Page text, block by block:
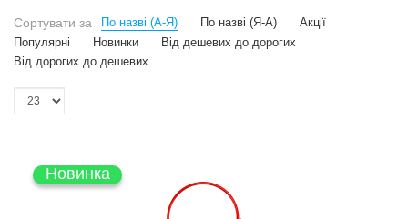
Сортувати за По назві (А-Я) По назві (Я-А)
Акції
Популярні
Новинки
Від дешевих до дорогих
Від дорогих до дешевих
Новинка